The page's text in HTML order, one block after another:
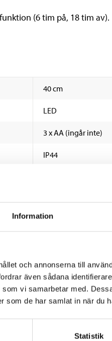
Information
och annonserna till
även sådana
vi samarbetar med.
som de har samlat in när du
Statistik
(6 tim på, 18 tim av).
40 cm
LED
3 x AA (ingår inte)
IP44
köpte också